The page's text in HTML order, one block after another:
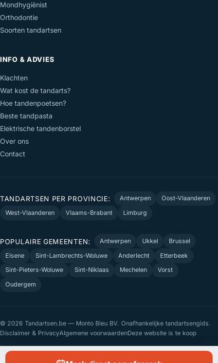
Mondhygiënist
Orthodontie
Soorten tandartsen
INFO & ADVIES
Klachten
Wat kost de tandarts?
Hoe tandenpoetsen?
Beste tandpasta
Elektrische tandenborstel
Over ons
Contact
TANDARTSEN PER PROVINCIE: Antwerpen
Oost-Vlaanderen
West-Vlaanderen
Vlaams-Brabant Limburg
POPULAIRE GEMEENTEN: Antwerpen Ukkel
Brussel
Elsene
Sint-Lambrechts-Woluwe Anderlecht
Etterbeek
Sint-Pieters-Woluwe
Sint-Niklaas Mechelen
Vorst
Oudergem
© 2026 Tandartsen.be — Monto Bleu BV. Onafhankelijke tandartsengids.
Disclaimer & PrivacyAlgemene voorwaardenDeze website is te koop